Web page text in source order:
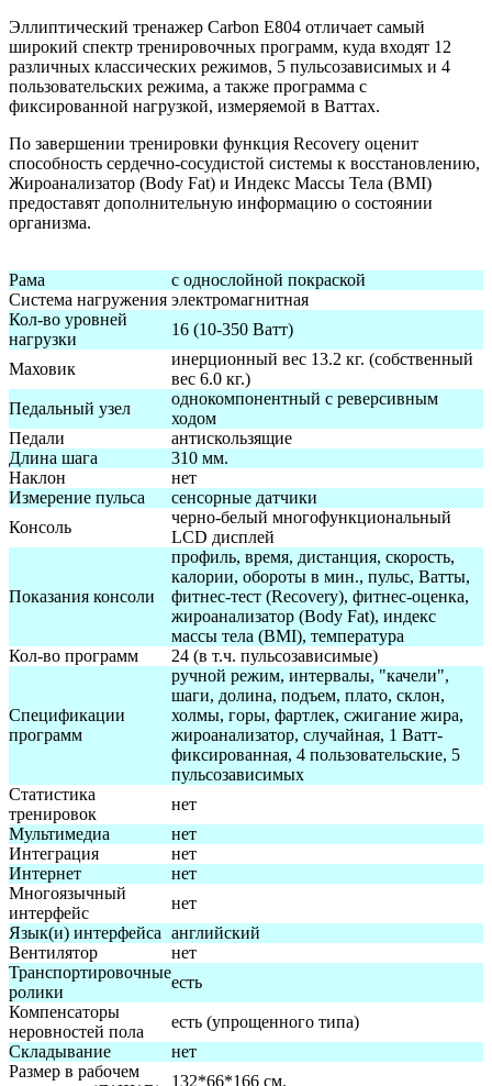
Эллиптический тренажер Carbon E804 отличает самый
широкий спектр тренировочных программ, куда входят 12
различных классических режимов, 5 пульсозависимых и 4
пользовательских режима, а также программа с
фиксированной нагрузкой, измеряемой в Ваттах.
По завершении тренировки функция Recovery оценит
способность сердечно-сосудистой системы к восстановлению,
Жироанализатор (Body Fat) и Индекс Массы Тела (BMI)
предоставят дополнительную информацию o состоянии
организма.
Рама
с однослойной покраской
Система нагружения электромагнитная
Кол-во уровней
нагрузки
16 (10-350 Ватт)
Маховик
инерционный вес 13.2 кг. (собственный
вес 6.0 кг.)
Педальный узел
однокомпонентный с реверсивным
ходом
Педали
антискользящие
Длина шага
310 мм.
Наклон
нет
Измерение пульса
сенсорные датчики
Консоль
черно-белый многофункциональный
LCD дисплей
Показания консоли
профиль, время, дистанция, скорость,
калории, обороты в мин., пульс, Ватты,
фитнес-тест (Recovery), фитнес-оценка,
жироанализатор (Body Fat), индекс
массы тела (BMI), температура
Кол-во программ
24 (в т.ч. пульсозависимые)
Спецификации
программ
ручной режим, интервалы, "качели",
шаги, долина, подъем, плато, склон,
холмы, горы, фартлек, сжигание жира,
жироанализатор, случайная, 1 Ватт-
фиксированная, 4 пользовательские, 5
пульсозависимых
Статистика
тренировок
нет
Мультимедиа
нет
Интеграция
нет
Интернет
нет
Многоязычный
интерфейс
нет
Язык(и) интерфейса английский
Вентилятор
нет
Транспортировочные
ролики
есть
Компенсаторы
неровностей пола
есть (упрощенного типа)
Складывание
нет
Размер в рабочем
132*66*166 см.